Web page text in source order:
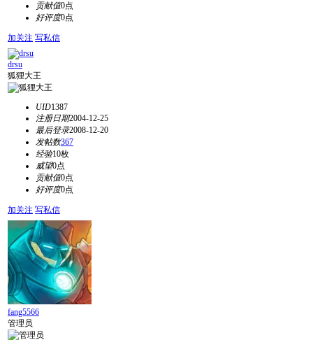
贡献值0点
好评度0点
加关注 写私信
drsu
狐狸大王
UID1387
注册日期2004-12-25
最后登录2008-12-20
发帖数367
经验10枚
威望0点
贡献值0点
好评度0点
加关注 写私信
fang5566
管理员